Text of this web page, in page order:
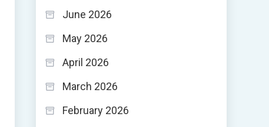
June 2026
May 2026
April 2026
March 2026
February 2026